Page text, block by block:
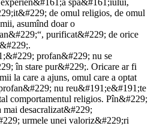
spa&#161;iului,
de omul religios, de omul
asumînd doar o
purificat&#229; de orice
profan&#229; nu se
în stare pur&#229;. Oricare ar fi
la care a ajuns, omul care a optat
nu reu&#191;e&#191;te
comportamentul religios. Pîn&#229;
desacralizat&#229;
urmele unei valoriz&#229;ri